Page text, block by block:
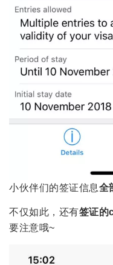
小伙伴们的签证信息全
不仅如此，还有签证
要注意哦~